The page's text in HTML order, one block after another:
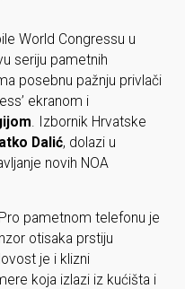
World Congressu u
seriju pametnih
posebnu pažnju privlači
ekranom i
. Izbornik Hrvatske
Dalić, dolazi u
novih NOA
pametnom telefonu je
otisaka prstiju
je i klizni
koja izlazi iz kućišta i